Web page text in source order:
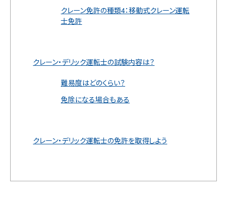
クレーン免許の種類4：移動式クレーン運転
士免許
クレーン・デリック運転士の試験内容は？
難易度はどのくらい？
免除になる場合もある
クレーン・デリック運転士の免許を取得しよう